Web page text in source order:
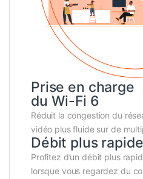
Prise en charge
du Wi-Fi 6
Réduit la congestion du
vidéo plus fluide sur de
Débit plus rapide
Profitez d’un débit plus
lorsque vous regardez du